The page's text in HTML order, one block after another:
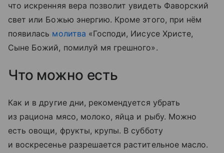
что искренняя вера позволит увидеть Фаворский
свет или Божью энергию. Кроме этого, при нём
появилась молитва «Господи, Иисусе Христе,
Сыне Божий, помилуй мя грешного».
Что можно есть
Как и в другие дни, рекомендуется убрать
из рациона мясо, молоко, яйца и рыбу. Можно
есть овощи, фрукты, крупы. В субботу
и воскресенье разрешается растительное масло.